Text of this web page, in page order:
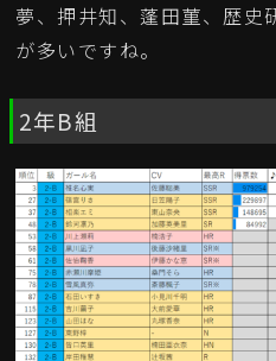
夢、押井知、蓬田菫、歴史
が多いですね。
2年B組